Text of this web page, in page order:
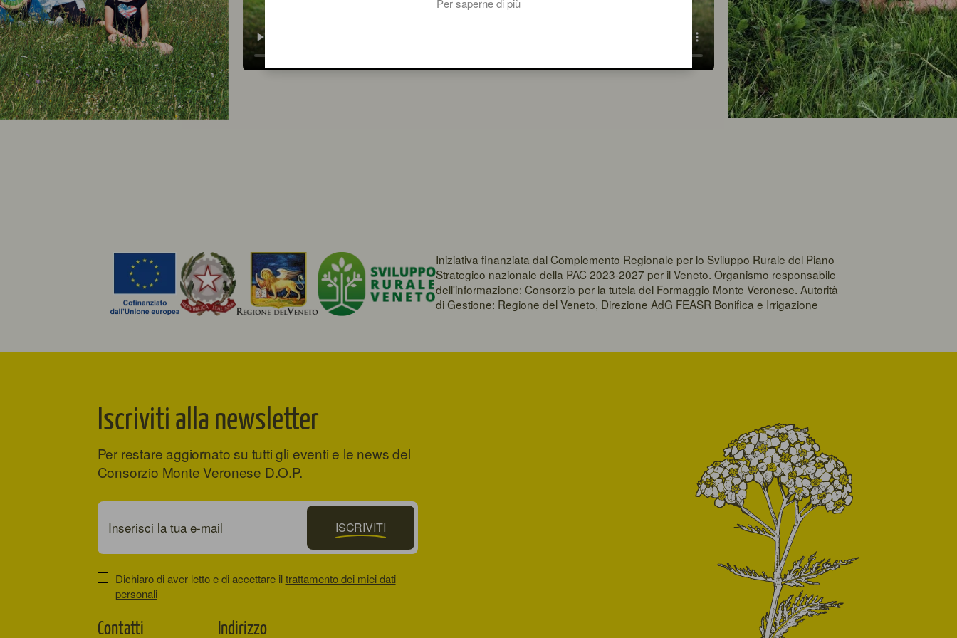
Iniziativa finanziata dal Complemento Regionale per lo Sviluppo Rurale del Piano
Strategico nazionale della PAC 2023-2027 per il Veneto. Organismo responsabile
dell'informazione: Consorzio per la tutela del Formaggio Monte Veronese. Autorità
di Gestione: Regione del Veneto, Direzione AdG FEASR Bonifica e Irrigazione
Iscriviti alla newsletter
Per restare aggiornato su tutti gli eventi e le news del
Consorzio Monte Veronese D.O.P.
ISCRIVITI
Dichiaro di aver letto e di accettare iltrattamento dei miei dati
personali
Contatti Indirizzo